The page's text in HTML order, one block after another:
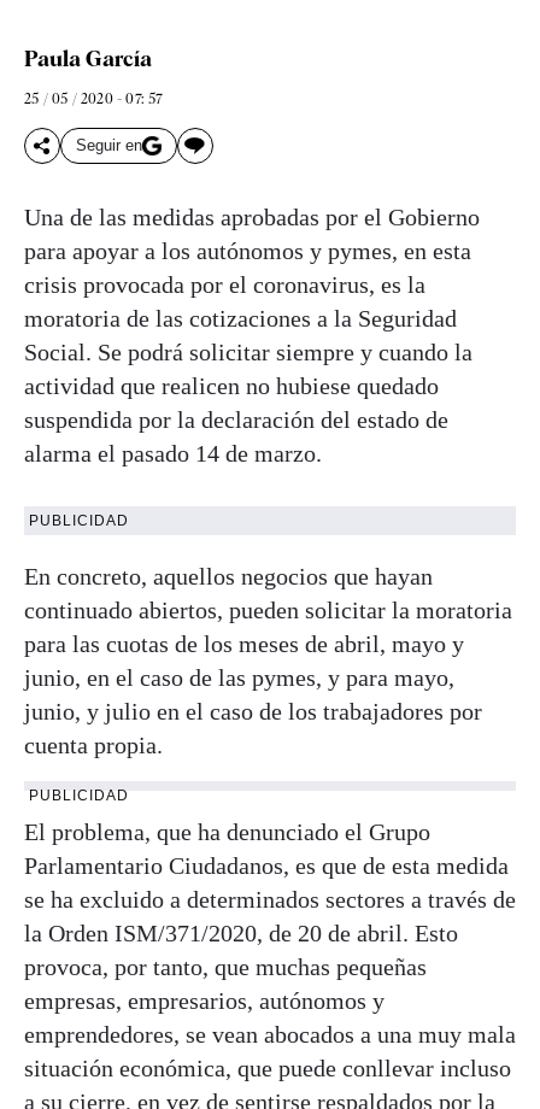
Paula García
25 / 05 / 2020 - 07: 57
Seguir en
Una de las medidas aprobadas por el Gobierno
para apoyar a los autónomos y pymes, en esta
crisis provocada por el coronavirus, es la
moratoria de las cotizaciones a la Seguridad
Social. Se podrá solicitar siempre y cuando la
actividad que realicen no hubiese quedado
suspendida por la declaración del estado de
alarma el pasado 14 de marzo.
PUBLICIDAD
En concreto, aquellos negocios que hayan
continuado abiertos, pueden solicitar la moratoria
para las cuotas de los meses de abril, mayo y
junio, en el caso de las pymes, y para mayo,
junio, y julio en el caso de los trabajadores por
cuenta propia.
PUBLICIDAD
El problema, que ha denunciado el Grupo
Parlamentario Ciudadanos, es que de esta medida
se ha excluido a determinados sectores a través de
la Orden ISM/371/2020, de 20 de abril. Esto
provoca, por tanto, que muchas pequeñas
empresas, empresarios, autónomos y
emprendedores, se vean abocados a una muy mala
situación económica, que puede conllevar incluso
a su cierre, en vez de sentirse respaldados por la